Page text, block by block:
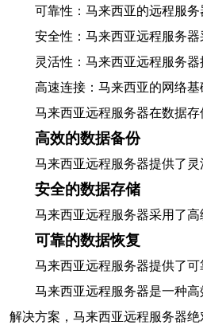
可靠性：马来西亚的远程服
安全性：马来西亚远程服务
灵活性：马来西亚远程服务
高速连接：马来西亚的网络
马来西亚远程服务器在数据存
高效的数据备份
马来西亚远程服务器提供了
安全的数据存储
马来西亚远程服务器采用了
可靠的数据恢复
马来西亚远程服务器提供了
马来西亚远程服务器是一种
解决方案，马来西亚远程服务器绝